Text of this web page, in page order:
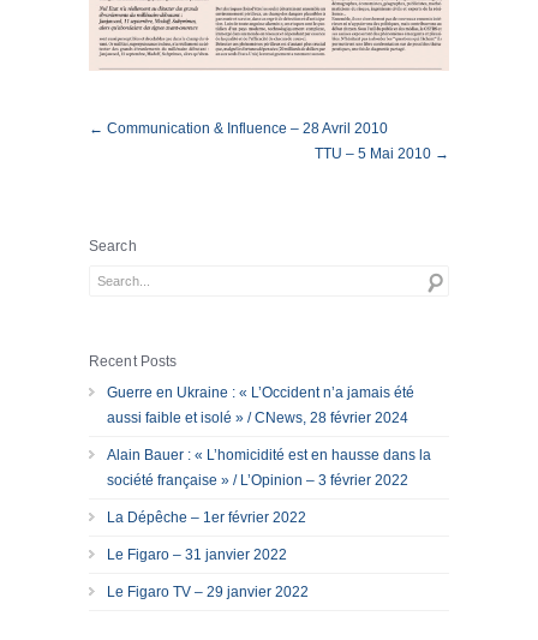
← Communication & Influence – 28 Avril 2010
TTU – 5 Mai 2010 →
Search
Recent Posts
Guerre en Ukraine : « L’Occident n’a jamais été
aussi faible et isolé » / CNews, 28 février 2024
Alain Bauer : « L’homicidité est en hausse dans la
société française » / L’Opinion – 3 février 2022
La Dépêche – 1er février 2022
Le Figaro – 31 janvier 2022
Le Figaro TV – 29 janvier 2022